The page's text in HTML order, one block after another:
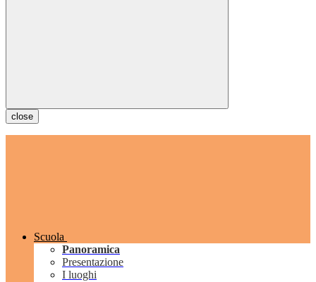
close
Scuola
Panoramica
Presentazione
I luoghi